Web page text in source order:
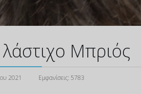
Μπριός
2021 Εμφανίσεις: 5783